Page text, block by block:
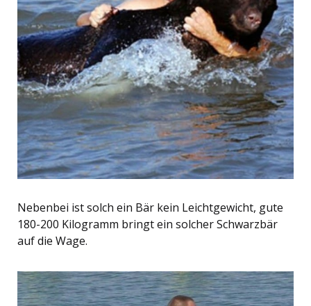
Nebenbei ist solch ein Bär kein Leichtgewicht, gute
180-200 Kilogramm bringt ein solcher Schwarzbär
auf die Wage.